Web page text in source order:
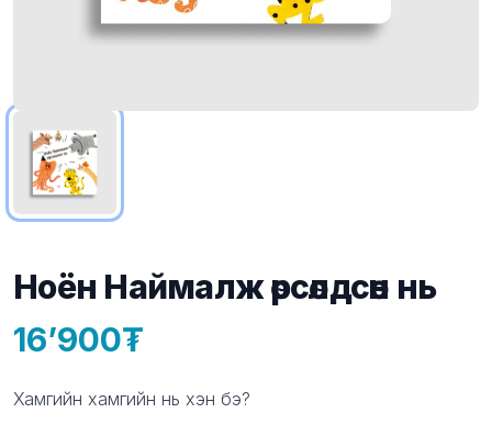
Ноён Наймалж өрсөлдсөн нь
Product information
16’900
Description
Хамгийн хамгийн нь хэн бэ?